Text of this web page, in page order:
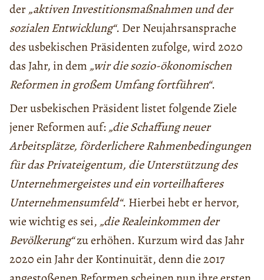
der„aktiven Investitionsmaßnahmen und der
sozialen Entwicklung“. Der Neujahrsansprache
des usbekischen Präsidenten zufolge, wird 2020
das Jahr, in dem „wir die sozio-ökonomischen
Reformen in großem Umfang fortführen“.
Der usbekischen Präsident listet folgende Ziele
jener Reformen auf: „die Schaffung neuer
Arbeitsplätze, förderlichere Rahmenbedingungen
für das Privateigentum, die Unterstützung des
Unternehmergeistes und ein vorteilhafteres
Unternehmensumfeld“. Hierbei hebt er hervor,
wie wichtig es sei, „die Realeinkommen der
Bevölkerung“zu erhöhen. Kurzum wird das Jahr
2020 ein Jahr der Kontinuität, denn die 2017